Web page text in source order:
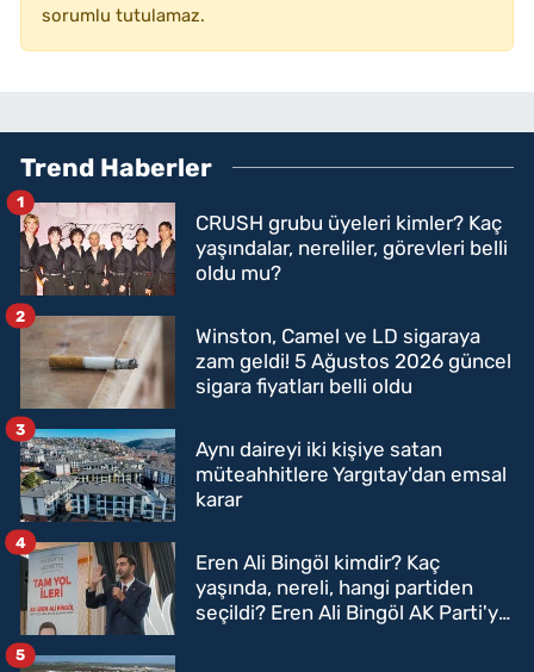
sorumlu tutulamaz.
Trend Haberler
CRUSH grubu üyeleri kimler? Kaç
yaşındalar, nereliler, görevleri belli
oldu mu?
1
Winston, Camel ve LD sigaraya
zam geldi! 5 Ağustos 2026 güncel
sigara fiyatları belli oldu
2
Aynı daireyi iki kişiye satan
müteahhitlere Yargıtay'dan emsal
karar
3
Eren Ali Bingöl kimdir? Kaç
yaşında, nereli, hangi partiden
seçildi? Eren Ali Bingöl AK Parti'ye
4
5